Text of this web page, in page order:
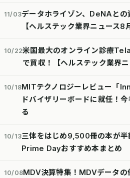
11/03データホライゾン、DeNAとの
【ヘルステック業界ニュース
10/22米国最大のオンライン診療
で買収！【ヘルステック業界
10/18MITテクノロジーレビュー「
ドバイザリーボードに就任！
る
10/13三体をはじめ9,500冊の本が
Prime Dayおすすめ本まとめ
10/08MDV決算特集！MDVデータの